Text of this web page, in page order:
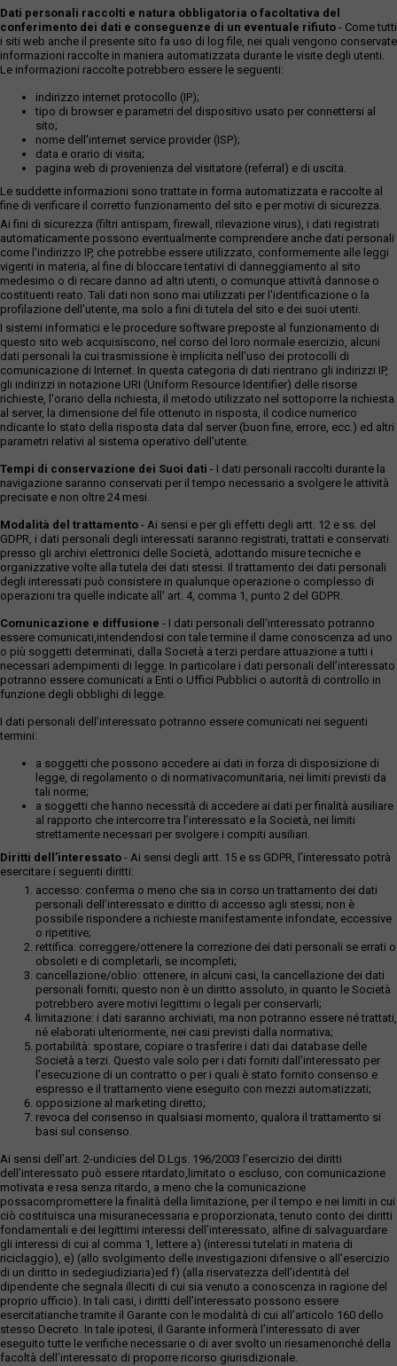
Dati personali raccolti e natura obbligatoria o facoltativa del
conferimento dei dati e conseguenze di un eventuale rifiuto - Come tutti
i siti web anche il presente sito fa uso di log file, nei quali vengono conservate
informazioni raccolte in maniera automatizzata durante le visite degli utenti.
Le informazioni raccolte potrebbero essere le seguenti:
indirizzo internet protocollo (IP);
tipo di browser e parametri del dispositivo usato per connettersi al
sito;
nome dell'internet service provider (ISP);
data e orario di visita;
pagina web di provenienza del visitatore (referral) e di uscita.
Le suddette informazioni sono trattate in forma automatizzata e raccolte al
fine di verificare il corretto funzionamento del sito e per motivi di sicurezza.
Ai fini di sicurezza (filtri antispam, firewall, rilevazione virus), i dati registrati
automaticamente possono eventualmente comprendere anche dati personali
come l'indirizzo IP, che potrebbe essere utilizzato, conformemente alle leggi
vigenti in materia, al fine di bloccare tentativi di danneggiamento al sito
medesimo o di recare danno ad altri utenti, o comunque attività dannose o
costituenti reato. Tali dati non sono mai utilizzati per l'identificazione o la
profilazione dell'utente, ma solo a fini di tutela del sito e dei suoi utenti.
I sistemi informatici e le procedure software preposte al funzionamento di
questo sito web acquisiscono, nel corso del loro normale esercizio, alcuni
dati personali la cui trasmissione è implicita nell'uso dei protocolli di
comunicazione di Internet. In questa categoria di dati rientrano gli indirizzi IP,
gli indirizzi in notazione URI (Uniform Resource Identifier) delle risorse
richieste, l'orario della richiesta, il metodo utilizzato nel sottoporre la richiesta
al server, la dimensione del file ottenuto in risposta, il codice numerico
ndicante lo stato della risposta data dal server (buon fine, errore, ecc.) ed altri
parametri relativi al sistema operativo dell'utente.
Tempi di conservazione dei Suoi dati - I dati personali raccolti durante la
navigazione saranno conservati per il tempo necessario a svolgere le attività
precisate e non oltre 24 mesi.
Modalità del trattamento - Ai sensi e per gli effetti degli artt. 12 e ss. del
GDPR, i dati personali degli interessati saranno registrati, trattati e conservati
presso gli archivi elettronici delle Società, adottando misure tecniche e
organizzative volte alla tutela dei dati stessi. Il trattamento dei dati personali
degli interessati può consistere in qualunque operazione o complesso di
operazioni tra quelle indicate all' art. 4, comma 1, punto 2 del GDPR.
Comunicazione e diffusione - I dati personali dell’interessato potranno
essere comunicati,intendendosi con tale termine il darne conoscenza ad uno
o più soggetti determinati, dalla Società a terzi perdare attuazione a tutti i
necessari adempimenti di legge. In particolare i dati personali dell’interessato
potranno essere comunicati a Enti o Uffici Pubblici o autorità di controllo in
funzione degli obblighi di legge.
I dati personali dell’interessato potranno essere comunicati nei seguenti
termini:
a soggetti che possono accedere ai dati in forza di disposizione di
legge, di regolamento o di normativacomunitaria, nei limiti previsti da
tali norme;
a soggetti che hanno necessità di accedere ai dati per finalità ausiliare
al rapporto che intercorre tra l’interessato e la Società, nei limiti
strettamente necessari per svolgere i compiti ausiliari.
Diritti dell’interessato - Ai sensi degli artt. 15 e ss GDPR, l’interessato potrà
esercitare i seguenti diritti:
accesso: conferma o meno che sia in corso un trattamento dei dati
personali dell’interessato e diritto di accesso agli stessi; non è
possibile rispondere a richieste manifestamente infondate, eccessive
o ripetitive;
rettifica: correggere/ottenere la correzione dei dati personali se errati o
obsoleti e di completarli, se incompleti;
cancellazione/oblio: ottenere, in alcuni casi, la cancellazione dei dati
personali forniti; questo non è un diritto assoluto, in quanto le Società
potrebbero avere motivi legittimi o legali per conservarli;
limitazione: i dati saranno archiviati, ma non potranno essere né trattati,
né elaborati ulteriormente, nei casi previsti dalla normativa;
portabilità: spostare, copiare o trasferire i dati dai database delle
Società a terzi. Questo vale solo per i dati forniti dall’interessato per
l’esecuzione di un contratto o per i quali è stato fornito consenso e
espresso e il trattamento viene eseguito con mezzi automatizzati;
opposizione al marketing diretto;
revoca del consenso in qualsiasi momento, qualora il trattamento si
basi sul consenso.
Ai sensi dell’art. 2-undicies del D.Lgs. 196/2003 l’esercizio dei diritti
dell’interessato può essere ritardato,limitato o escluso, con comunicazione
motivata e resa senza ritardo, a meno che la comunicazione
possacompromettere la finalità della limitazione, per il tempo e nei limiti in cui
ciò costituisca una misuranecessaria e proporzionata, tenuto conto dei diritti
fondamentali e dei legittimi interessi dell’interessato, alfine di salvaguardare
gli interessi di cui al comma 1, lettere a) (interessi tutelati in materia di
riciclaggio), e) (allo svolgimento delle investigazioni difensive o all’esercizio
di un diritto in sedegiudiziaria)ed f) (alla riservatezza dell’identità del
dipendente che segnala illeciti di cui sia venuto a conoscenza in ragione del
proprio ufficio). In tali casi, i diritti dell’interessato possono essere
esercitatianche tramite il Garante con le modalità di cui all’articolo 160 dello
stesso Decreto. In tale ipotesi, il Garante informerà l’interessato di aver
eseguito tutte le verifiche necessarie o di aver svolto un riesamenonché della
facoltà dell’interessato di proporre ricorso giurisdizionale.